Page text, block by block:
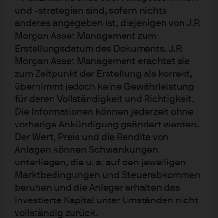
und -strategien sind, sofern nichts
anderes angegeben ist, diejenigen von J.P.
Morgan Asset Management zum
Erstellungsdatum des Dokuments. J.P.
Morgan Asset Management erachtet sie
zum Zeitpunkt der Erstellung als korrekt,
übernimmt jedoch keine Gewährleistung
für deren Vollständigkeit und Richtigkeit.
Die Informationen können jederzeit ohne
vorherige Ankündigung geändert werden.
Der Wert, Preis und die Rendite von
Anlagen können Schwankungen
unterliegen, die u. a. auf den jeweiligen
Marktbedingungen und Steuerabkommen
beruhen und die Anleger erhalten das
investierte Kapital unter Umständen nicht
vollständig zurück.
currently a member of the UK Office for Budget
Responsibility’s Advisory Council and serves as a
director for the JPMAM UK Ltd board.
Karen holds a Master’s degree with Distinction in
Economics from University College London.
Impressum
Nutzungsbedingungen
Datenschutzrichtlinien
Regulative Vorschriften
Cookie-Richtlinien